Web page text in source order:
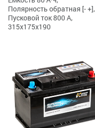
Полярность обратная [- +],
Пусковой ток 800 А,
315x175x190